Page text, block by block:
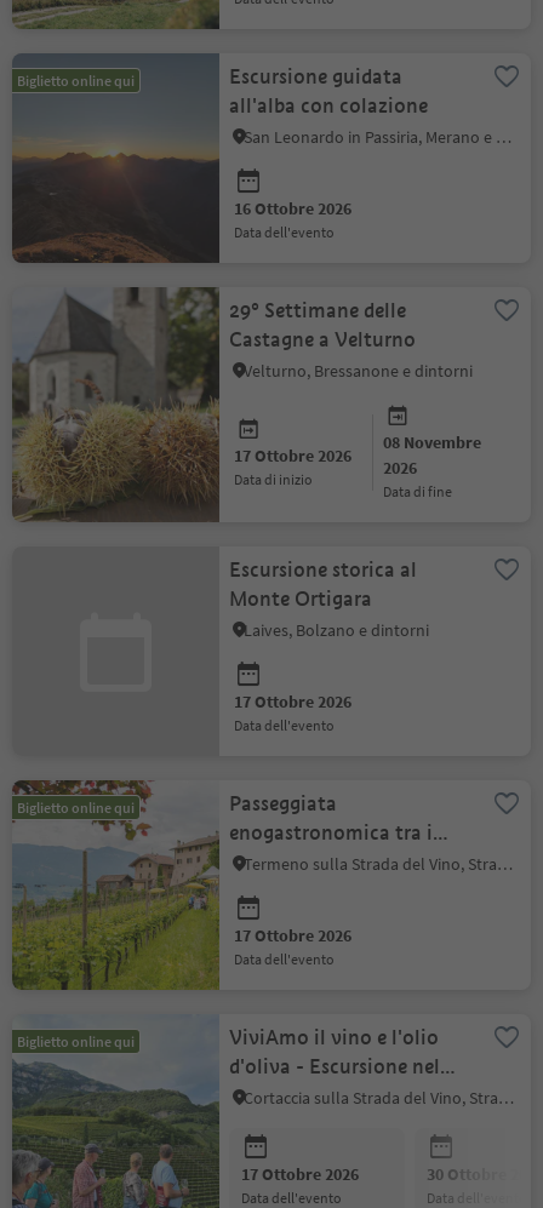
Biglietto online qui
Escursione guidata
all'alba con colazione
San Leonardo in Passiria, Merano e dintorni
16 Ottobre 2026
data dell'evento
29° Settimane delle
Castagne a Velturno
Velturno, Bressanone e dintorni
17 Ottobre 2026
data di inizio
08 Novembre
2026
data di fine
Escursione storica al
Monte Ortigara
Laives, Bolzano e dintorni
17 Ottobre 2026
data dell'evento
Biglietto online qui
Passeggiata
enogastronomica tra i
vigneti
Termeno sulla Strada del Vino, Strada del Vino
17 Ottobre 2026
data dell'evento
Biglietto online qui
ViviAmo il vino e l'olio
d'oliva - Escursione nel
vigneto di Cortaccia
Cortaccia sulla Strada del Vino, Strada del Vino
17 Ottobre 2026
data dell'evento
30 Ottobre 2026
data dell'evento